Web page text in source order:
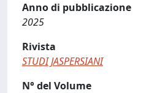
Anno di pubblicazione
2025
Rivista
STUDI JASPERSIANI
N° del Volume